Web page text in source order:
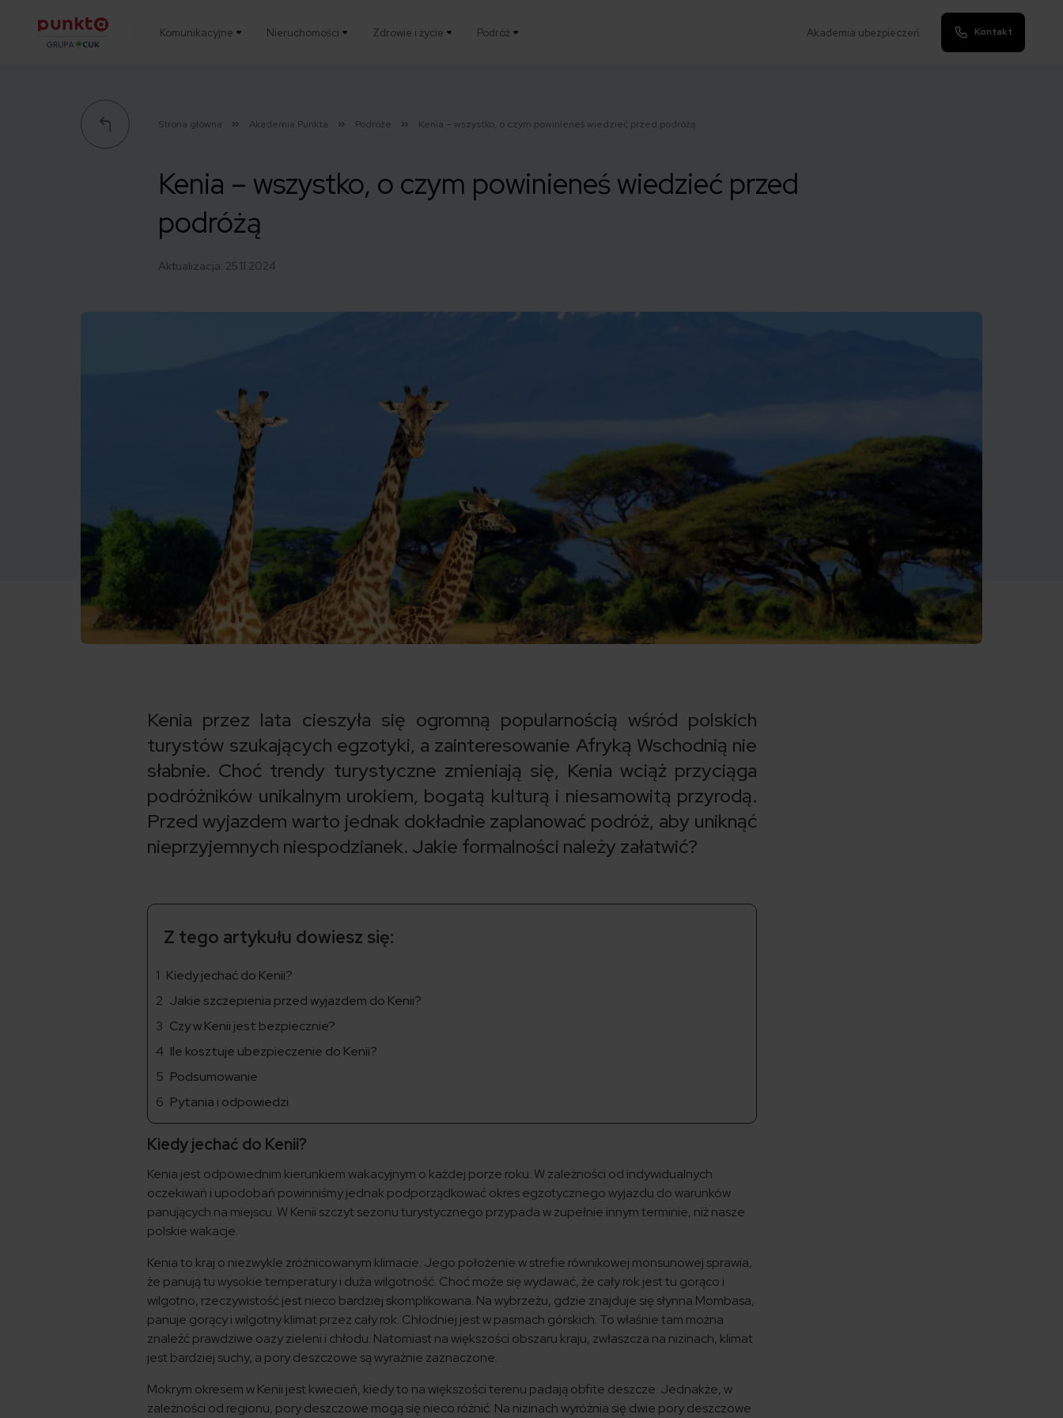
Komunikacyjne Nieruchomości Zdrowie i życie Podróż Akademia ubezpieczeń Kontakt
Strona główna Akademia Punkta Podróże Kenia – wszystko, o czym powinieneś wiedzieć przed podróżą
Kenia – wszystko, o czym powinieneś wiedzieć przed
podróżą
Aktualizacja: 25.11.2024
Kenia przez lata cieszyła się ogromną popularnością wśród polskich
turystów szukających egzotyki, a zainteresowanie Afryką Wschodnią nie
słabnie. Choć trendy turystyczne zmieniają się, Kenia wciąż przyciąga
podróżników unikalnym urokiem, bogatą kulturą i niesamowitą przyrodą.
Przed wyjazdem warto jednak dokładnie zaplanować podróż, aby uniknąć
nieprzyjemnych niespodzianek. Jakie formalności należy załatwić?
Z tego artykułu dowiesz się:
Kiedy jechać do Kenii?
Jakie szczepienia przed wyjazdem do Kenii?
Czy w Kenii jest bezpiecznie?
Ile kosztuje ubezpieczenie do Kenii?
Podsumowanie
Pytania i odpowiedzi
Kiedy jechać do Kenii?
Kenia jest odpowiednim kierunkiem wakacyjnym o każdej porze roku. W zależności od indywidualnych
oczekiwań i upodobań powinniśmy jednak podporządkować okres egzotycznego wyjazdu do warunków
panujących na miejscu. W Kenii szczyt sezonu turystycznego przypada w zupełnie innym terminie, niż nasze
polskie wakacje.
Kenia to kraj o niezwykle zróżnicowanym klimacie. Jego położenie w strefie równikowej monsunowej sprawia,
że panują tu wysokie temperatury i duża wilgotność. Choć może się wydawać, że cały rok jest tu gorąco i
wilgotno, rzeczywistość jest nieco bardziej skomplikowana. Na wybrzeżu, gdzie znajduje się słynna Mombasa,
panuje gorący i wilgotny klimat przez cały rok. Chłodniej jest w pasmach górskich. To właśnie tam można
znaleźć prawdziwe oazy zieleni i chłodu. Natomiast na większości obszaru kraju, zwłaszcza na nizinach, klimat
jest bardziej suchy, a pory deszczowe są wyraźnie zaznaczone.
Mokrym okresem w Kenii jest kwiecień, kiedy to na większości terenu padają obfite deszcze. Jednakże, w
zależności od regionu, pory deszczowe mogą się nieco różnić. Na nizinach wyróżnia się dwie pory deszczowe